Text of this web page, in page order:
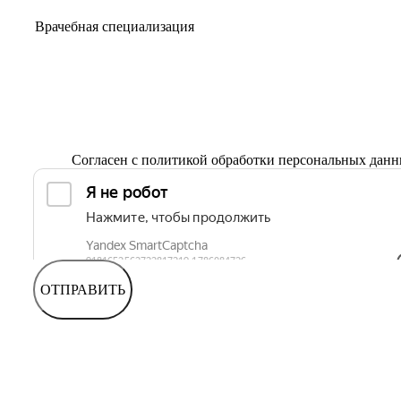
Согласен с политикой обработки персональных
ОТПРАВИТЬ